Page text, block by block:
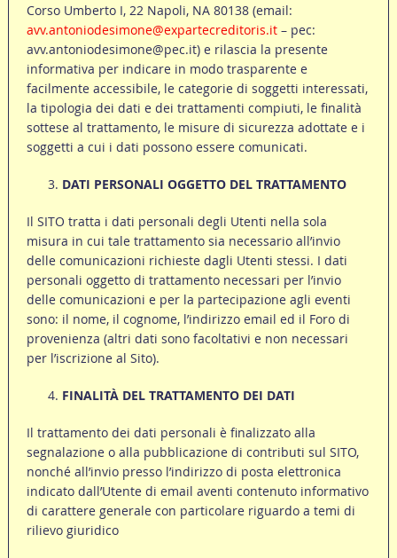
Corso Umberto I, 22 Napoli, NA 80138 (email:
avv.antoniodesimone@expartecreditoris.it– pec:
avv.antoniodesimone@pec.it) e rilascia la presente
informativa per indicare in modo trasparente e
facilmente accessibile, le categorie di soggetti interessati,
la tipologia dei dati e dei trattamenti compiuti, le finalità
sottese al trattamento, le misure di sicurezza adottate e i
soggetti a cui i dati possono essere comunicati.
DATI PERSONALI OGGETTO DEL TRATTAMENTO
Il SITO tratta i dati personali degli Utenti nella sola
misura in cui tale trattamento sia necessario all’invio
delle comunicazioni richieste dagli Utenti stessi. I dati
personali oggetto di trattamento necessari per l’invio
delle comunicazioni e per la partecipazione agli eventi
sono: il nome, il cognome, l’indirizzo email ed il Foro di
provenienza (altri dati sono facoltativi e non necessari
per l’iscrizione al Sito).
FINALITÀ DEL TRATTAMENTO DEI DATI
Il trattamento dei dati personali è finalizzato alla
segnalazione o alla pubblicazione di contributi sul SITO,
nonché all’invio presso l’indirizzo di posta elettronica
indicato dall’Utente di email aventi contenuto informativo
di carattere generale con particolare riguardo a temi di
rilievo giuridico